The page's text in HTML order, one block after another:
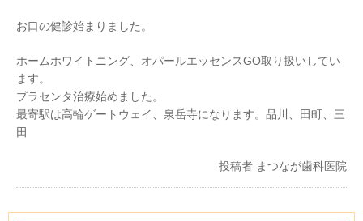
お口の健診始まりました。
ホームホワイトニング、オパールエッセンスGO取り扱いしてい
ます。
プラセンタ治療始めました。
最寄駅は高輪ゲートウェイ、泉岳寺になります。品川、田町、三
田
投稿者 まつなが歯科医院